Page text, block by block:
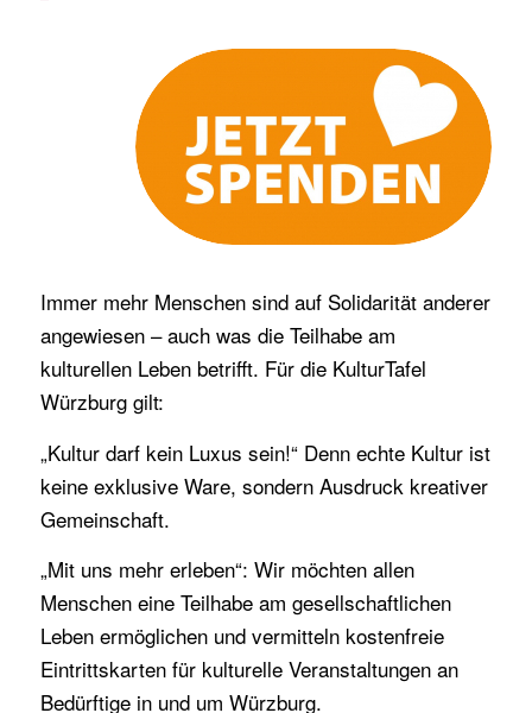
Immer mehr Menschen sind auf Solidarität anderer
angewiesen – auch was die Teilhabe am
kulturellen Leben betrifft. Für die KulturTafel
Würzburg gilt:
„Kultur darf kein Luxus sein!“ Denn echte Kultur ist
keine exklusive Ware, sondern Ausdruck kreativer
Gemeinschaft.
„Mit uns mehr erleben“: Wir möchten allen
Menschen eine Teilhabe am gesellschaftlichen
Leben ermöglichen und vermitteln kostenfreie
Eintrittskarten für kulturelle Veranstaltungen an
Bedürftige in und um Würzburg.